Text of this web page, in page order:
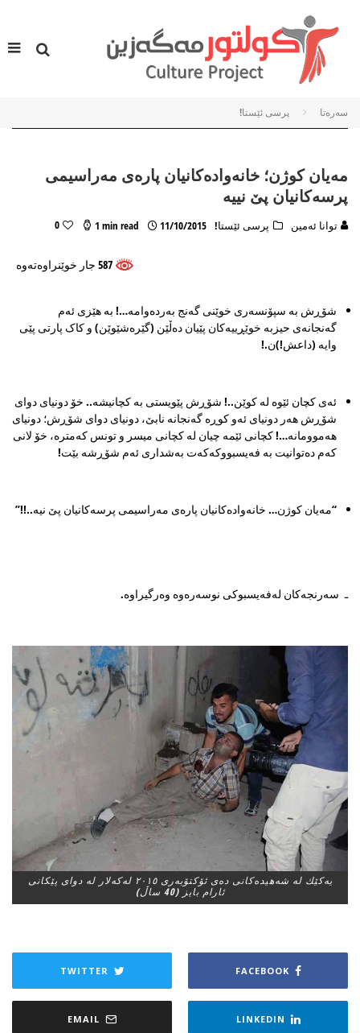
سه‌ره‌تا پرسی ئێستا!
مەیان کوژن؛ خانەوادەکانیان پارەی مەراسیمی
پرسەکانیان پێ نییە
توانا ئەمین پرسی ئێستا! 11/10/2015
1 min read
0
شۆڕش بە سپۆنسەری خوێنی گەنج بەردەوامە…! بە هێزی ئەم
گەنجانەی حیزبە خوێڕییەکان پێیان دەڵێن (گێرەشێوێن) و کاک پارتی پێی
وایە (داعش!)ن.!
ئەی کچان ئێوە لە کوێن..! شۆڕش پێویستی بە کچانیشە.. خۆ دونیای دوای
شۆڕش هەر دونیای ئەو کوڕە گەنجانە نابێ، دونیای دوای شۆڕش؛ دونیای
هەموومانە…! کچانی ئێمە چیان لە کچانی میسر و تونس کەمترە، خۆ لانی
کەم دەتوانیت بە فەیسبووکەکەت بەشداری ئەم شۆڕشە بێت!
“مەیان کوژن… خانەوادەکانیان پارەی مەراسیمی پرسەکانیان پێ نیە..!!”
ـ سەرنجەکان لەفەیسبوکی نوسەرەوە وەرگیراوە.
یه‌كێك له‌ شه‌هیده‌كانی‌ دەی ئۆکتۆبەری ٢٠١٥ لەكه‌لار له‌ دوای‌ پێكانی‌
ئارام بایز (40 ساڵ)
FACEBOOK
TWITTER
LINKEDIN
EMAIL